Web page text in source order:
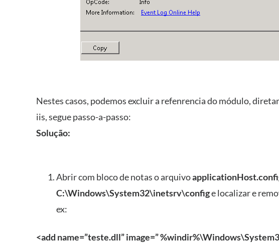
Nestes casos, podemos excluir a refenrencia do módulo,
iis, segue passo-a-passo:
Solução:
Abrir com bloco de notas o arquivo
C:\Windows\System32\inetsrv\confige localizar e
ex:
<add name=”teste.dll” image=”